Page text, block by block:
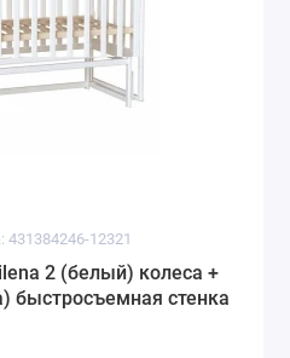
431384246-12321
2 (белый) колеса +
быстросъемная стенка